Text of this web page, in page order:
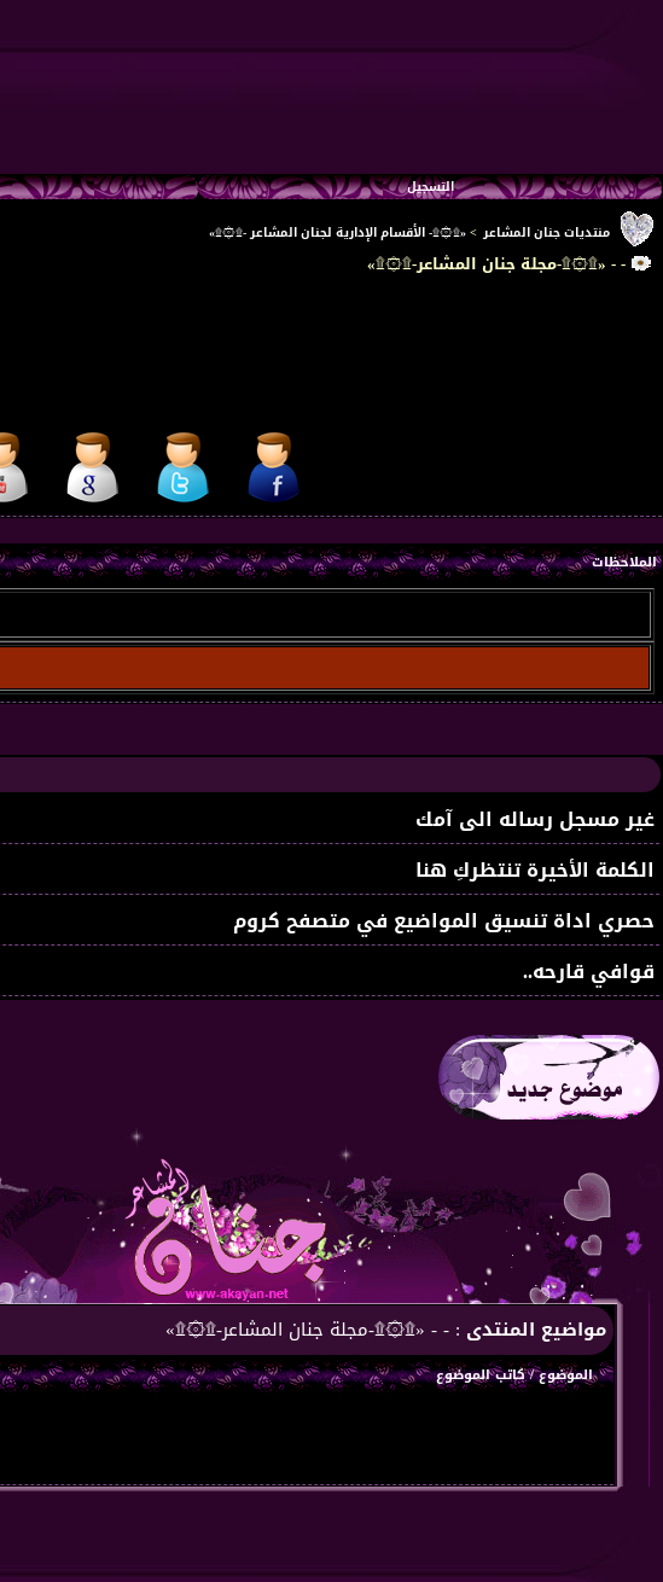
التسجيل
منتديات جنان المشاعر >«۩۞۩- الأقسام الإدارية لجنان المشاعر -۩۞۩»
- - «۩۞۩-مجلة جنان المشاعر-۩۞۩»
الملاحظات
غير مسجل رساله الى آمك
الكلمة الأخيرة تنتظركِ هنا
حصري اداة تنسيق المواضيع في متصفح كروم
قوافي قارحه..
مواضيع المنتدى : - - «۩۞۩-مجلة جنان المشاعر-۩۞۩»
الموضوع/كاتب الموضوع